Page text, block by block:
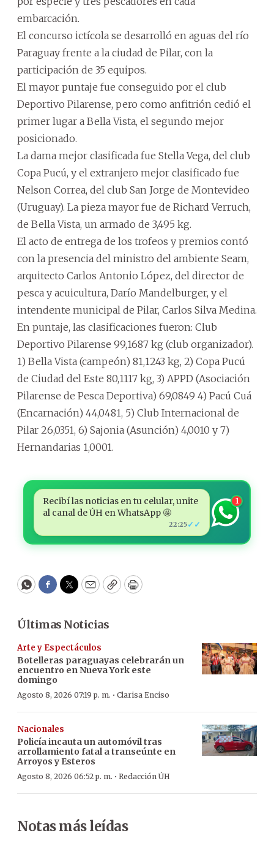
embarcación.
El concurso ictícola se desarrolló en aguas del río
Paraguay frente a la ciudad de Pilar, con la
participación de 35 equipos.
El mayor puntaje fue conseguido por el club
Deportivo Pilarense, pero como anfitrión cedió el
primer lugar a Bella Vista, el segundo mejor
posicionado.
La dama mejor clasificada fue Stella Vega, del club
Copa Pucú, y el extranjero mejor clasificado fue
Nelson Correa, del club San Jorge de Montevideo
(Uruguay). La pieza mayor fue de Richard Verruch,
de Bella Vista, un armado de 3,495 kg.
El acto de entrega de los trofeos y premios contó
con la presencia del ministro del ambiente Seam,
arquitecto Carlos Antonio López, del director de
pesca y acuicultura, Darío Mandelburger, y el
intendente municipal de Pilar, Carlos Silva Medina.
En puntaje, las clasificaciones fueron: Club
Deportivo Pilarense 99,1687 kg (club organizador).
1) Bella Vista (campeón) 81,1243 kg, 2) Copa Pucú
de Ciudad del Este 80,1117 kg, 3) APPD (Asociación
Pilarense de Pesca Deportiva) 69,0849 4) Pacú Cuá
(Encarnación) 44,0481, 5) Club Internacional de
Pilar 26,0351, 6) Sajonia (Asunción) 4,0010 y 7)
Hernandarias 1,0001.
Recibí las noticias en tu celular, unite
al canal de ÚH en WhatsApp 🤩
22:25✓✓
1
WhatsApp
Facebook
Twitter
EmailCopyPrint
Últimas Noticias
Arte y Espectáculos
Botelleras paraguayas celebrarán un
encuentro en Nueva York este
domingo
Agosto 8, 2026 07:19 p. m. · Clarisa Enciso
Nacionales
Policía incauta un automóvil tras
arrollamiento fatal a transeúnte en
Arroyos y Esteros
Agosto 8, 2026 06:52 p. m. · Redacción ÚH
Notas más leídas